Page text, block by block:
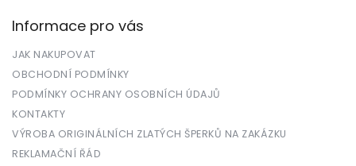
Informace pro vás
JAK NAKUPOVAT
OBCHODNÍ PODMÍNKY
PODMÍNKY OCHRANY OSOBNÍCH ÚDAJŮ
KONTAKTY
VÝROBA ORIGINÁLNÍCH ZLATÝCH ŠPERKŮ NA ZAKÁZKU
REKLAMAČNÍ ŘÁD